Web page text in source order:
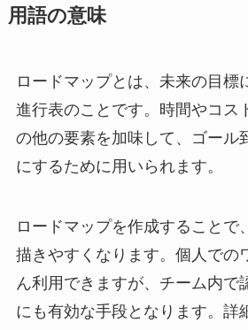
用語の意味
ロードマップとは、未来の目標
進行表のことです。時間やコス
の他の要素を加味して、ゴール
にするために用いられます。
ロードマップを作成することで
描きやすくなります。個人での
ん利用できますが、チーム内で
にも有効な手段となります。詳